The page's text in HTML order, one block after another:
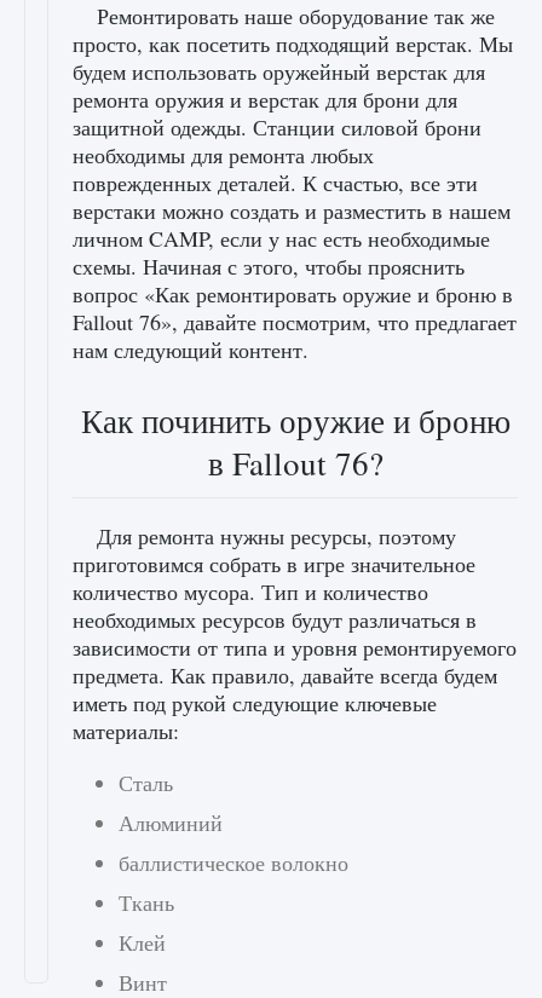
Ремонтировать наше оборудование так же
просто, как посетить подходящий верстак. Мы
будем использовать оружейный верстак для
ремонта оружия и верстак для брони для
защитной одежды. Станции силовой брони
необходимы для ремонта любых
поврежденных деталей. К счастью, все эти
верстаки можно создать и разместить в нашем
личном CAMP, если у нас есть необходимые
схемы. Начиная с этого, чтобы прояснить
вопрос «Как ремонтировать оружие и броню в
Fallout 76», давайте посмотрим, что предлагает
нам следующий контент.
Как починить оружие и броню
в Fallout 76?
Для ремонта нужны ресурсы, поэтому
приготовимся собрать в игре значительное
количество мусора. Тип и количество
необходимых ресурсов будут различаться в
зависимости от типа и уровня ремонтируемого
предмета. Как правило, давайте всегда будем
иметь под рукой следующие ключевые
материалы:
Сталь
Алюминий
баллистическое волокно
Ткань
Клей
Винт